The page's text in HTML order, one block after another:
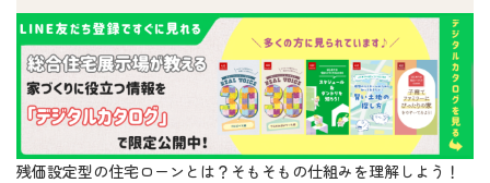
残価設定型の住宅ローンとは？そもそもの仕組みを理解しよう！